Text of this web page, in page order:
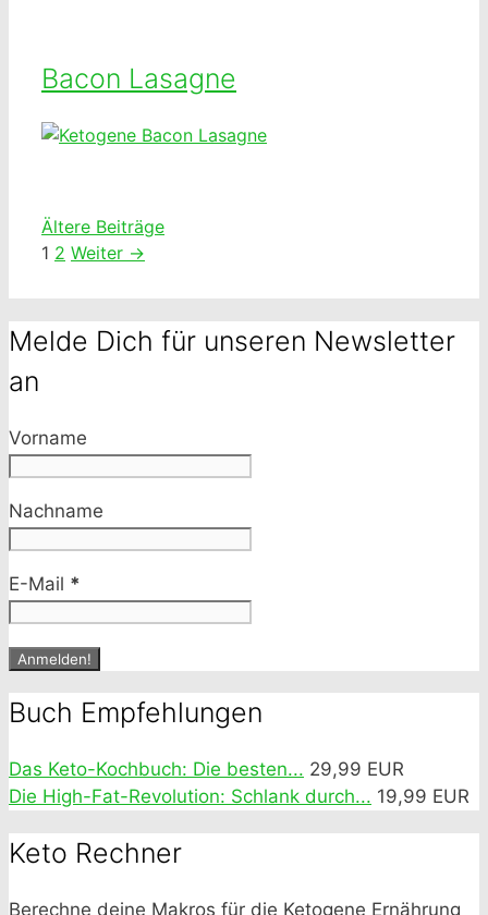
Bacon Lasagne
Ältere Beiträge
Seite
1 Seite
2 Weiter →
Melde Dich für unseren Newsletter
an
Vorname
Nachname
E-Mail *
Buch Empfehlungen
Das Keto-Kochbuch: Die besten... 29,99 EUR
Die High-Fat-Revolution: Schlank durch... 19,99 EUR
Keto Rechner
Berechne deine Makros für die Ketogene Ernährung